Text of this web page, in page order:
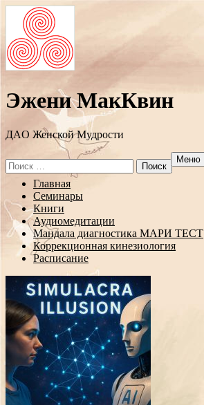
Эжени МакКвин
ДAO Женской Мудрости
Search
for:
Меню
Перейти
содержанию
Главная
Семинары
Книги
Аудиомедитации
Мандала диагностика МАРИ ТЕСТ
Коррекционная кинезиология
Расписание